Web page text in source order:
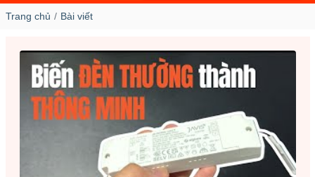
Trang chủ Bài viết